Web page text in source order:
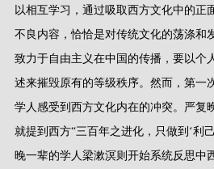
以相互学习，通过吸取西方文化中的正
不良内容，恰恰是对传统文化的荡涤和
致力于自由主义在中国的传播，要以个
述来摧毁原有的等级秩序。然而，第一
学人感受到西方文化内在的冲突。严复
就提到西方“三百年之进化，只做到 ‘利
晚一辈的学人梁漱溟则开始系统反思中